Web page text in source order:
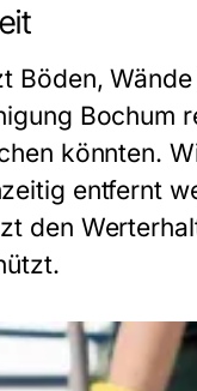
Böden,
Bochum
könnten.
entfernt
den